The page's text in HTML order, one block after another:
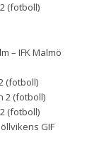
(fotboll)
– IFK Malmö
(fotboll)
2 (fotboll)
(fotboll)
GIF